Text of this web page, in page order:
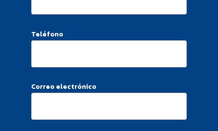
Teléfono
Correo electrónico